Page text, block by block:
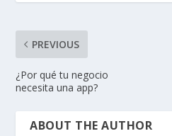
PREVIOUS
¿Por qué tu negocio
necesita una app?
ABOUT THE AUTHOR